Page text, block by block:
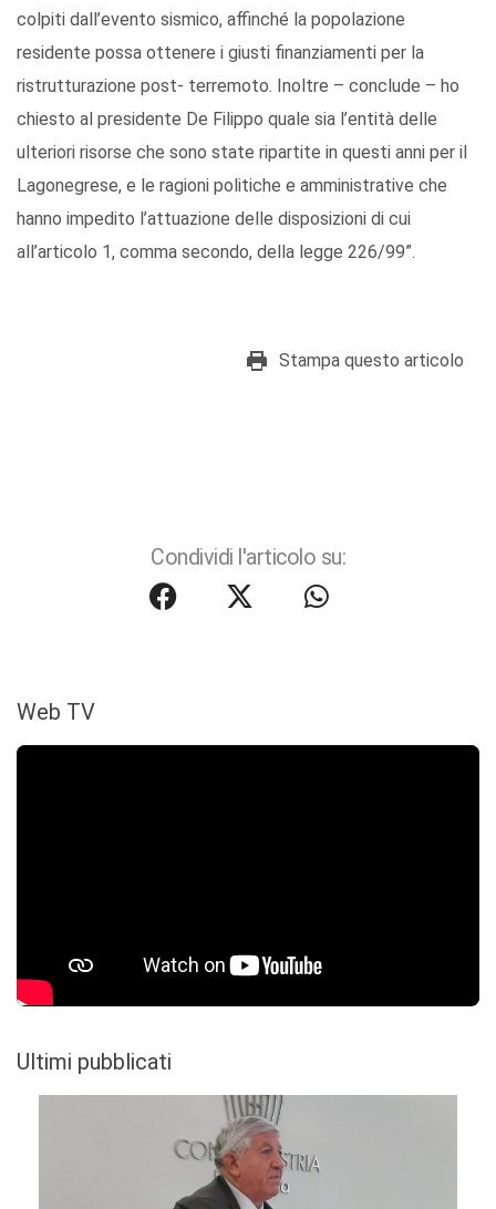
colpiti dall’evento sismico, affinché la popolazione
residente possa ottenere i giusti finanziamenti per la
ristrutturazione post- terremoto. Inoltre – conclude – ho
chiesto al presidente De Filippo quale sia l’entità delle
ulteriori risorse che sono state ripartite in questi anni per il
Lagonegrese, e le ragioni politiche e amministrative che
hanno impedito l’attuazione delle disposizioni di cui
all’articolo 1, comma secondo, della legge 226/99”.
Stampa questo articolo
Condividi l'articolo su:
Web TV
Ultimi pubblicati